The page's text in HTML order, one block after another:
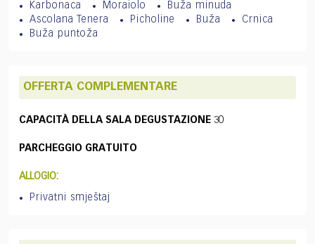
Karbonaca
Moraiolo
Buža minuda
Ascolana Tenera
Picholine Buža
Crnica
Buža puntoža
OFFERTA COMPLEMENTARE
CAPACITÀ DELLA SALA DEGUSTAZIONE 30
PARCHEGGIO GRATUITO
ALLOGIO:
Privatni smještaj